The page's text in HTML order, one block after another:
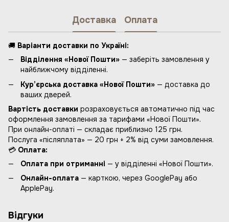
Доставка Оплата
🚚 Варіанти доставки по Україні:
Відділення «Нової Пошти» — заберіть замовлення у
найближчому відділенні.
Кур’єрська доставка «Нової Пошти» — доставка до
ваших дверей.
Вартість доставки розраховується автоматично під час
оформлення замовлення за тарифами «Нової Пошти».
При онлайн-оплаті — складає приблизно 125 грн.
Послуга «післяплата» — 20 грн + 2% від суми замовлення.
💳 Оплата:
Оплата при отриманні — у відділенні «Нової Пошти».
Онлайн-оплата — карткою, через GooglePay або
ApplePay.
Відгуки